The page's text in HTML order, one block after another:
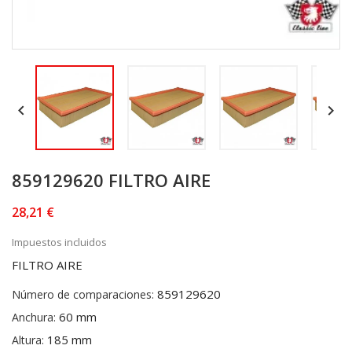
 
859129620 FILTRO AIRE
28,21 €
Impuestos incluidos
FILTRO AIRE
Número de comparaciones: 859129620
Anchura: 60 mm
Altura: 185 mm